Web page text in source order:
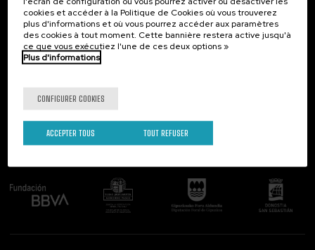
Gipuzkoa, Spain
Contactez-nous!
Suivez-nous
cookies et accéder à la Politique de Cookies où vous trouverez
plus d'informations et où vous pourrez accéder aux paramètres
des cookies à tout moment. Cette bannière restera active jusqu'à
ce que vous exécutiez l'une de ces deux options »
Plus d'informations
CONFIGURER COOKIES
TOUT REFUSER
ACCEPTER TOUS